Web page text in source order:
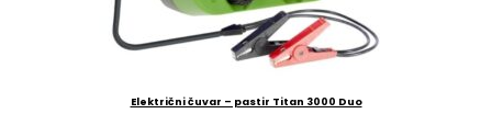
Električni čuvar – pastir Titan 3000 Duo